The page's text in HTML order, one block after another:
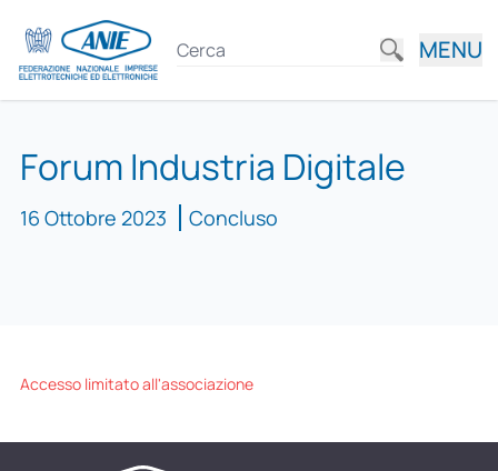
MENU
Forum Industria Digitale
16 Ottobre 2023 Concluso
Accesso limitato all'associazione